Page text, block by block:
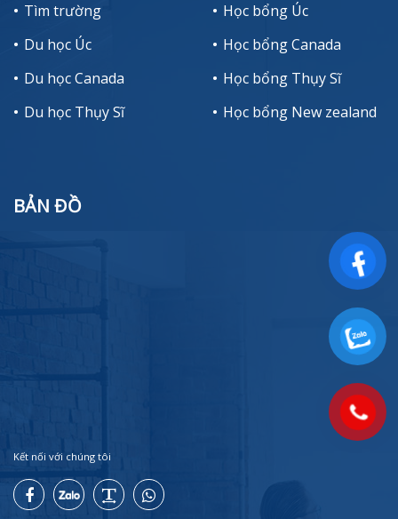
Tìm trường
Du học Úc
Du học Canada
Du học Thụy Sĩ
Học bổng Úc
Học bổng Canada
Học bổng Thụy Sĩ
Học bổng New zealand
BẢN ĐỒ
Kết nối với chúng tôi